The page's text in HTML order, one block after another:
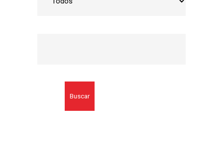
Buscar